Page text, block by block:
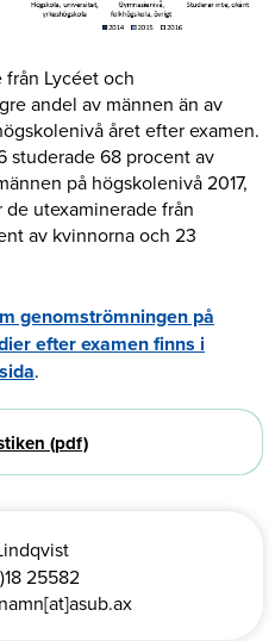
Lycéet och
andel av männen än av
året efter examen.
studerade 68 procent av
på högskolenivå 2017,
utexaminerade från
av kvinnorna och 23
genomströmningen på
efter examen finns i
.
(pdf)
25582